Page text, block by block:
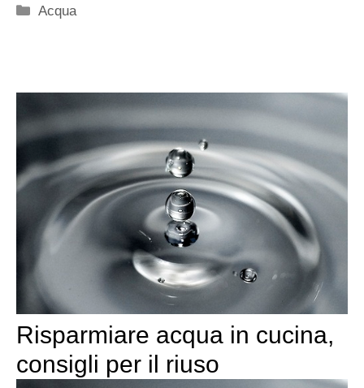
Categorie
Acqua
Risparmiare acqua in cucina,
consigli per il riuso